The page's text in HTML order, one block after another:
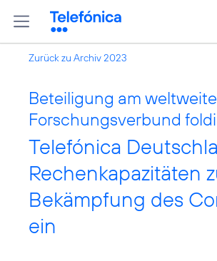
Zurück zu Archiv 2023
Beteiligung am
Forschungsverbund
Telefónica
Rechenkapazitäten
Bekämpfung des
ein